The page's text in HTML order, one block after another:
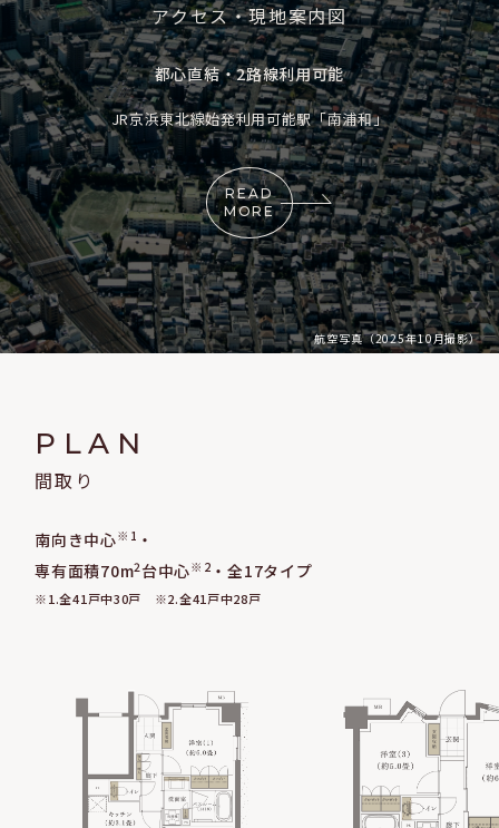
航空写真（2025年10月撮影）
アクセス・現地案内図
都心直結・2路線利用可能
JR京浜東北線始発利用可能駅「南浦和」
READ
MORE
PLAN
間取り
南向き中心※1 ・
専有面積70m2台中心※2 ・全17タイプ
※1.全41戸中30戸 ※2.全41戸中28戸